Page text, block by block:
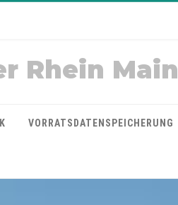
Rhein Main
VORRATSDATENSPEICHERUNG